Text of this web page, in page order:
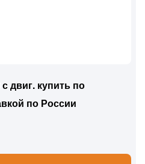
двиг. купить по
по России